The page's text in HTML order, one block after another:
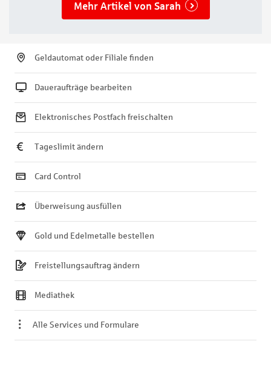
Mehr Artikel von Sarah
Geldautomat oder Filiale finden
Daueraufträge bearbeiten
Elektronisches Postfach freischalten
Tageslimit ändern
Card Control
Überweisung ausfüllen
Gold und Edelmetalle bestellen
Freistellungsauftrag ändern
Mediathek
Alle Services und Formulare